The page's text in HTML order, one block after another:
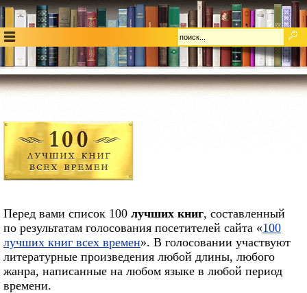
Перед вами список 100 лучших книг, составленный
по результатам голосования посетителей сайта «100
лучших книг всех времен». В голосовании участвуют
литературные произведения любой длины, любого
жанра, написанные на любом языке в любой период
времени.